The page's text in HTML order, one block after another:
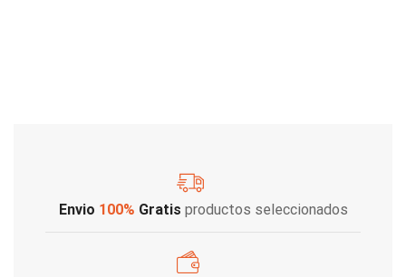
Envio 100% Gratis productos seleccionados